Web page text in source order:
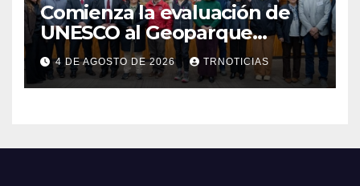
Comienza la evaluación de
UNESCO al Geoparque
Aspirante Pillanmapu en el
Maule
4 DE AGOSTO DE 2026 TRNOTICIAS